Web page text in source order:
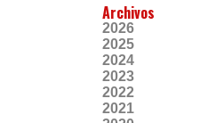
Archivos
2026
2025
2024
2023
2022
2021